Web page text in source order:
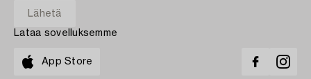
Lataa sovelluksemme
App Store